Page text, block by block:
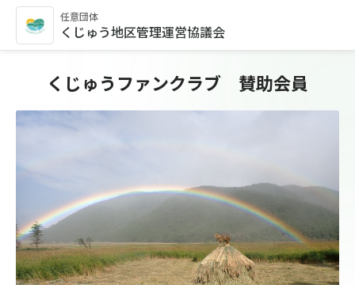
任意団体
くじゅう地区管理運営協議会
くじゅうファンクラブ 賛助会員